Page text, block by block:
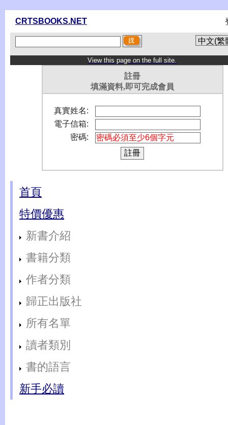
CRTSBOOKS.NET
View this page on the full site.
註冊
填滿資料,即可完成會員
真實姓名:
電子信箱:
密碼:
首頁
特價優惠
新書介紹
書籍分類
作者分類
歸正出版社
所有名單
讀者類別
書的語言
新手必讀